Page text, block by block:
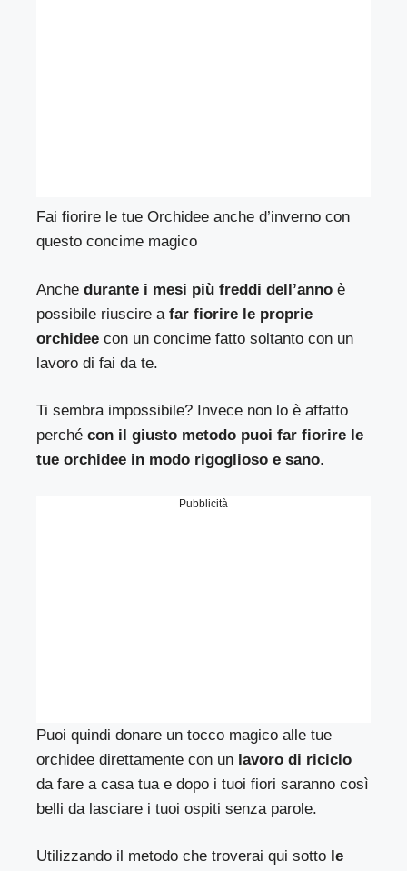
Fai fiorire le tue Orchidee anche d’inverno con
questo concime magico
Anchedurante i mesi più freddi dell’anno è
possibile riuscire afar fiorire le proprie
orchidee con un concime fatto soltanto con un
lavoro di fai da te.
Ti sembra impossibile? Invece non lo è affatto
perchécon il giusto metodo puoi far fiorire le
tue orchidee in modo rigoglioso e sano.
Pubblicità
Puoi quindi donare un tocco magico alle tue
orchidee direttamente con un lavoro di riciclo
da fare a casa tua e dopo i tuoi fiori saranno così
belli da lasciare i tuoi ospiti senza parole.
Utilizzando il metodo che troverai qui sotto le